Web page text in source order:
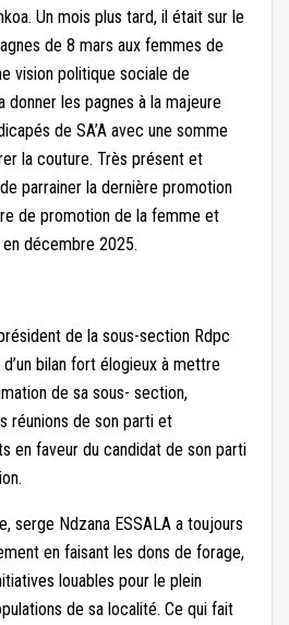
Un mois plus tard, il était sur le
de 8 mars aux femmes de
vision politique sociale de
donner les pagnes à la majeure
de SA’A avec une somme
la couture. Très présent et
parrainer la dernière promotion
de promotion de la femme et
en décembre 2025.
de la sous-section Rdpc
bilan fort élogieux à mettre
de sa sous- section,
réunions de son parti et
en faveur du candidat de son parti
serge Ndzana ESSALA a toujours
en faisant les dons de forage,
louables pour le plein
de sa localité. Ce qui fait